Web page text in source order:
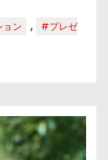
ン ,
#プレゼ